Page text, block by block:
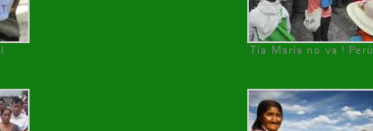
Tía María no va ! Perú